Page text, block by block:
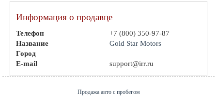
Информация о продавце
Телефон
+7 (800) 350-97-87
Название
Gold Star Motors
Город
E-mail
support@irr.ru
Продажа авто с пробегом